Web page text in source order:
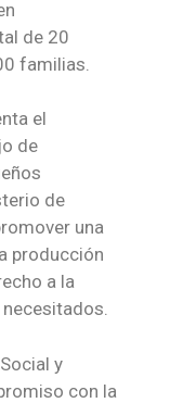
de 20
familias.
el
de
de
una
producción
a la
y
con la